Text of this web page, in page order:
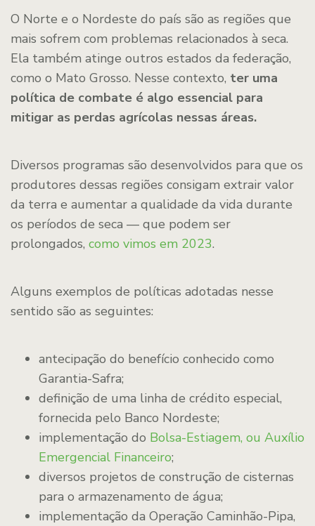
O Norte e o Nordeste do país são as regiões que
mais sofrem com problemas relacionados à seca.
Ela também atinge outros estados da federação,
como o Mato Grosso. Nesse contexto, ter uma
política de combate é algo essencial para
mitigar as perdas agrícolas nessas áreas.
Diversos programas são desenvolvidos para que os
produtores dessas regiões consigam extrair valor
da terra e aumentar a qualidade da vida durante
os períodos de seca — que podem ser
prolongados, como vimos em 2023.
Alguns exemplos de políticas adotadas nesse
sentido são as seguintes:
antecipação do benefício conhecido como
Garantia-Safra;
definição de uma linha de crédito especial,
fornecida pelo Banco Nordeste;
implementação do Bolsa-Estiagem, ou Auxílio
Emergencial Financeiro;
diversos projetos de construção de cisternas
para o armazenamento de água;
implementação da Operação Caminhão-Pipa,